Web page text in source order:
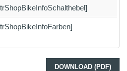
DOWNLOAD (PDF)